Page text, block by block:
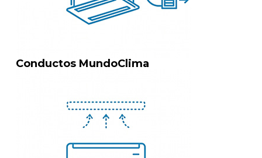
Conductos MundoClima